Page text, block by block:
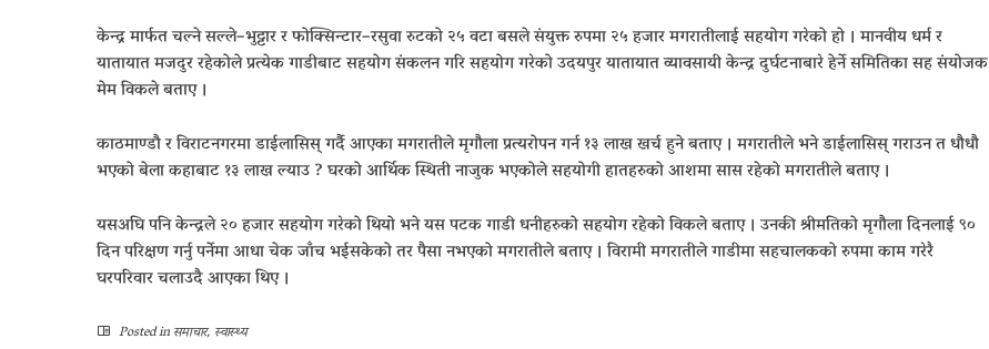
केन्द्र मार्फत चल्ने सल्ले–भुट्टार र फोक्सिन्टार–रसुवा रुटको २५ वटा बसले संयुक्त रुपमा २५ हजार मगरातीलाई सहयोग गरेको हो । मानवीय धर्म र
यातायात मजदुर रहेकोले प्रत्येक गाडीबाट सहयोग संकलन गरि सहयोग गरेको उदयपुर यातायात व्यावसायी केन्द्र दुर्घटनाबारे हेर्ने समितिका सह संयोजक
मेम विकले बताए ।
काठमाण्डौ र विराटनगरमा डाईलासिस् गर्दै आएका मगरातीले मृगौला प्रत्यरोपन गर्न १३ लाख खर्च हुने बताए । मगरातीले भने डाईलासिस् गराउन त धौधौ
भएको बेला कहाबाट १३ लाख ल्याउ ? घरको आर्थिक स्थिती नाजुक भएकोले सहयोगी हातहरुको आशमा सास रहेको मगरातीले बताए ।
यसअघि पनि केन्द्रले २० हजार सहयोग गरेको थियो भने यस पटक गाडी धनीहरुको सहयोग रहेको विकले बताए । उनकी श्रीमतिको मृगौला दिनलाई ९०
दिन परिक्षण गर्नु पर्नेमा आधा चेक जाँच भईसकेको तर पैसा नभएको मगरातीले बताए । विरामी मगरातीले गाडीमा सहचालकको रुपमा काम गरेरै
घरपरिवार चलाउदै आएका थिए ।
Posted inसमाचार, स्वास्थ्य